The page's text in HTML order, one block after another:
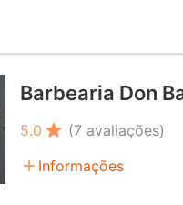
Barbearia Don
5.0 star (7 avaliações)
add Informações